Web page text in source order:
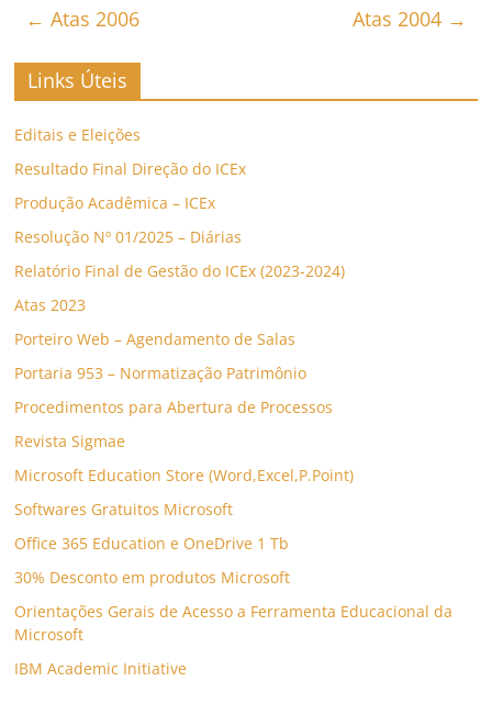
← Atas 2006 Atas 2004 →
Links Úteis
Editais e Eleições
Resultado Final Direção do ICEx
Produção Acadêmica – ICEx
Resolução Nº 01/2025 – Diárias
Relatório Final de Gestão do ICEx (2023-2024)
Atas 2023
Porteiro Web – Agendamento de Salas
Portaria 953 – Normatização Patrimônio
Procedimentos para Abertura de Processos
Revista Sigmae
Microsoft Education Store (Word,Excel,P.Point)
Softwares Gratuitos Microsoft
Office 365 Education e OneDrive 1 Tb
30% Desconto em produtos Microsoft
Orientações Gerais de Acesso a Ferramenta Educacional da
Microsoft
IBM Academic Initiative